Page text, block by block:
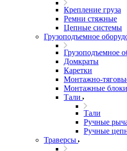
Крепление груза
Ремни стяжные
Цепные системы
Грузоподъемное
Грузоподъемное
Домкраты
Каретки
Монтажно-
Монтажные блоки
Тали
Тали
Ручные
Ручные
Траверсы